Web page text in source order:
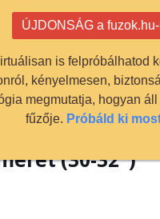
info@fuzok.hu
(30-32")
ÚJDONSÁG a
is felpróbálhatod
kényelmesen,
megmutatja, hogyan
fűzője. Próbáld ki